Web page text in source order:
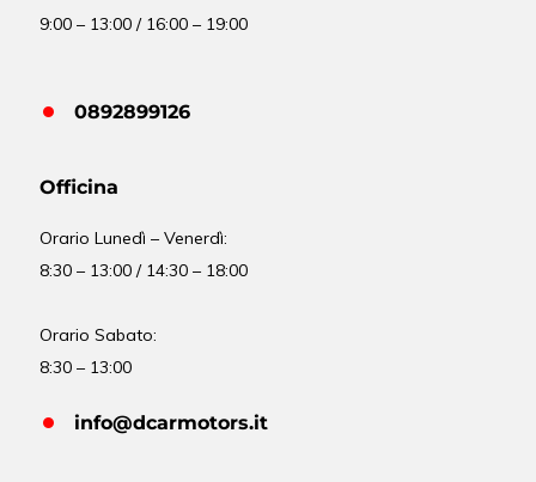
9:00 – 13:00 / 16:00 – 19:00
0892899126
Officina
OrarioLunedì – Venerdì:
8:30 – 13:00 / 14:30 – 18:00
Orario Sabato:
8:30 – 13:00
info@dcarmotors.it